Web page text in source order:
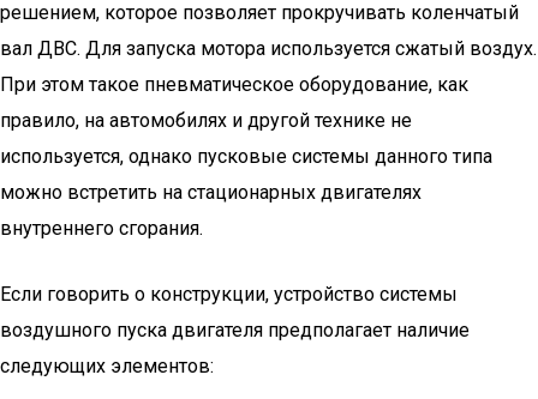
решением, которое позволяет прокручивать коленчатый
вал ДВС. Для запуска мотора используется сжатый воздух.
При этом такое пневматическое оборудование, как
правило, на автомобилях и другой технике не
используется, однако пусковые системы данного типа
можно встретить на стационарных двигателях
внутреннего сгорания.
Если говорить о конструкции, устройство системы
воздушного пуска двигателя предполагает наличие
следующих элементов: